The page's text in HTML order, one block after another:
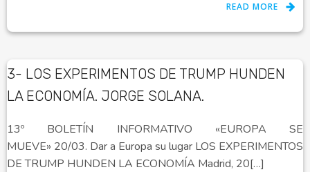
READ MORE
3- LOS EXPERIMENTOS DE TRUMP HUNDEN
LA ECONOMÍA. JORGE SOLANA.
13º BOLETÍN INFORMATIVO «EUROPA SE
MUEVE» 20/03. Dar a Europa su lugar LOS EXPERIMENTOS
DE TRUMP HUNDEN LA ECONOMÍA Madrid, 20[…]